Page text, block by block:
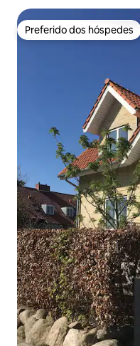
Preferido dos hóspedes
Preferido dos hóspedes